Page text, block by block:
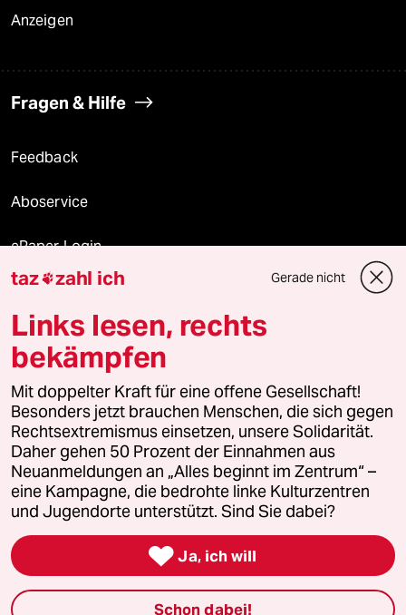
Anzeigen
Fragen & Hilfe
Feedback
Aboservice
ePaper Login
Downloads für Abonnierende
© 2026 taz Verlags und Vertriebs GmbH
Alle Rechte vorbehalten. Bei rechtlichen Fragen oder für Genehmigungen
wenden Sie sich bitte an
lizenzen@taz.de
Feedback Redaktionsstatut Kommune-Richtlinien
Leitlinie Informant Datenschutz Impressum AGB
Seitenwende Einwilligungen widerrufen (Ads)
taz zahl ich Gerade nicht
Links lesen, rechts
bekämpfen
Mit doppelter Kraft für eine offene Gesellschaft!
Besonders jetzt brauchen Menschen, die sich gegen
Rechtsextremismus einsetzen, unsere Solidarität.
Daher gehen 50 Prozent der Einnahmen aus
Neuanmeldungen an „Alles beginnt im Zentrum“ –
eine Kampagne, die bedrohte linke Kulturzentren
und Jugendorte unterstützt. Sind Sie dabei?
 Ja, ich will
Schon dabei!